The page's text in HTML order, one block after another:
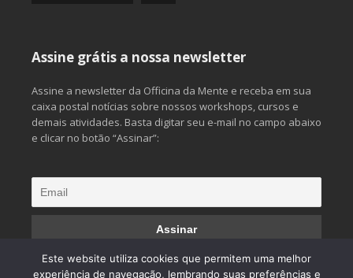
Assine grátis a nossa newsletter
Assine a newsletter da Officina da Mente e receba em sua
caixa postal notícias sobre nossos workshops, cursos e
demais atividades. Basta digitar seu e-mail no campo abaixo
e clicar no botão “Assinar”:
Este website utiliza cookies que permitem uma melhor
experiência de navegação, lembrando suas preferências e